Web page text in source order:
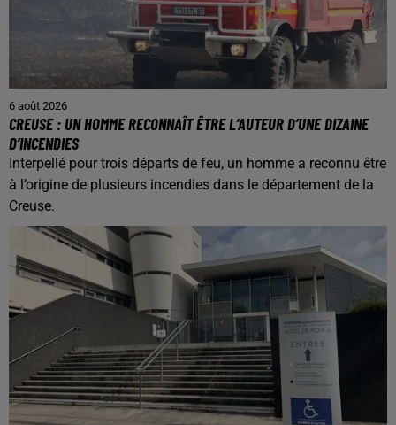
6 août 2026
CREUSE : UN HOMME RECONNAÎT ÊTRE L’AUTEUR D’UNE DIZAINE
D’INCENDIES
Interpellé pour trois départs de feu, un homme a reconnu être
à l’origine de plusieurs incendies dans le département de la
Creuse.